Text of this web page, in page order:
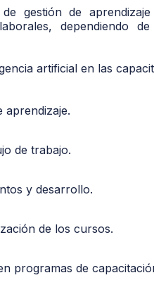
gestión de
dependiendo
artificial en las
aprendizaje.
de trabajo.
y desarrollo.
de los cursos.
programas de